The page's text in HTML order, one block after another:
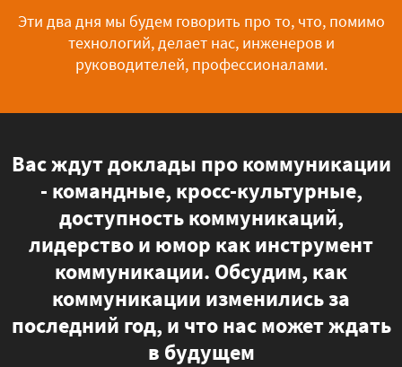
Эти два дня мы будем говорить про то, что, помимо
технологий, делает нас, инженеров и
руководителей, профессионалами.
Вас ждут доклады про коммуникации
- командные, кросс-культурные,
доступность коммуникаций,
лидерство и юмор как инструмент
коммуникации. Обсудим, как
коммуникации изменились за
последний год, и что нас может ждать
в будущем